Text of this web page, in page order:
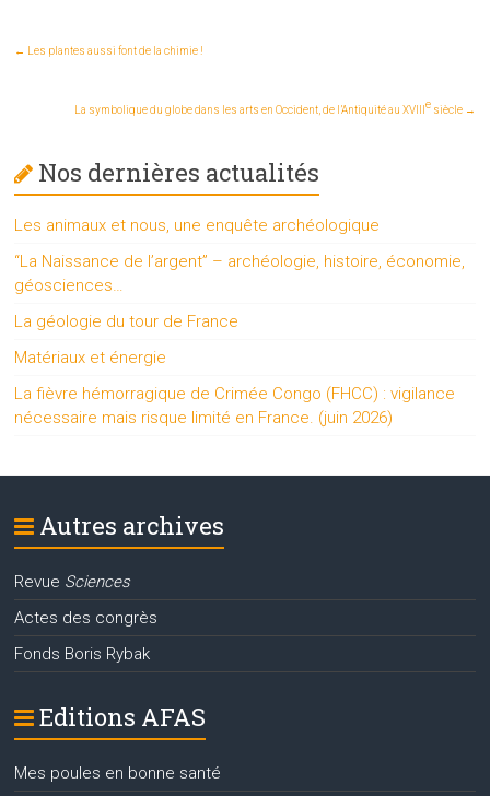
← Les plantes aussi font de la chimie !
La symbolique du globe dans les arts en Occident, de l’Antiquité au XVIII esiècle →
Nos dernières actualités
Les animaux et nous, une enquête archéologique
“La Naissance de l’argent” – archéologie, histoire, économie,
géosciences…
La géologie du tour de France
Matériaux et énergie
La fièvre hémorragique de Crimée Congo (FHCC) : vigilance
nécessaire mais risque limité en France. (juin 2026)
Autres archives
Revue Sciences
Actes des congrès
Fonds Boris Rybak
Editions AFAS
Mes poules en bonne santé